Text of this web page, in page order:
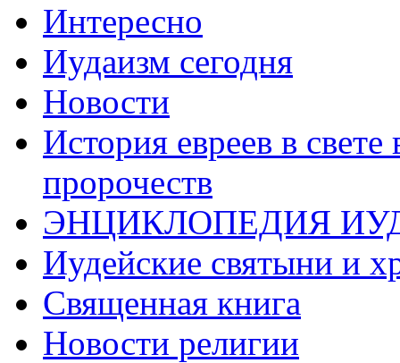
Интересно
Иудаизм сегодня
Новости
История евреев в
пророчеств
ЭНЦИКЛОПЕДИЯ
Иудейские святыни и
Священная книга
Новости религии